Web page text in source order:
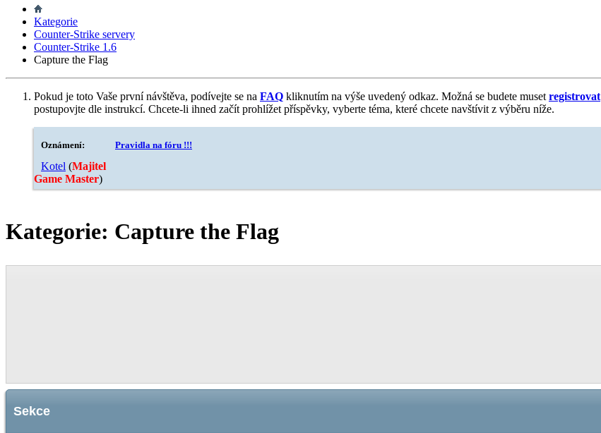
Kategorie
Counter-Strike servery
Counter-Strike 1.6
Capture the Flag
Pokud je toto Vaše první návštěva, podívejte se na FAQ kliknutím na výše uvedený odkaz. Možná se budete muset registrovat
postupovjte dle instrukcí. Chcete-li ihned začít prohlížet příspěvky, vyberte téma, které chcete navštívit z výběru níže.
Oznámení: Pravidla na fóru !!!
Kotel ‎(Majitel
Game Master)
Kategorie: Capture the Flag
Sekce